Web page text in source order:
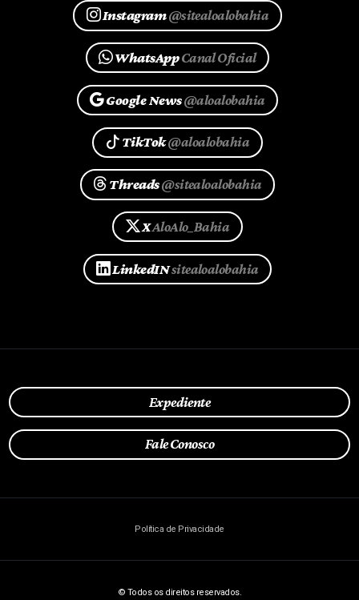
Instagram@sitealoalobahia
WhatsAppCanal Oficial
Google News@aloalobahia
TikTok@aloalobahia
Threads@sitealoalobahia
XAloAlo_Bahia
LinkedINsitealoalobahia
Expediente
Fale Conosco
Política de Privacidade
© Todos os direitos reservados.